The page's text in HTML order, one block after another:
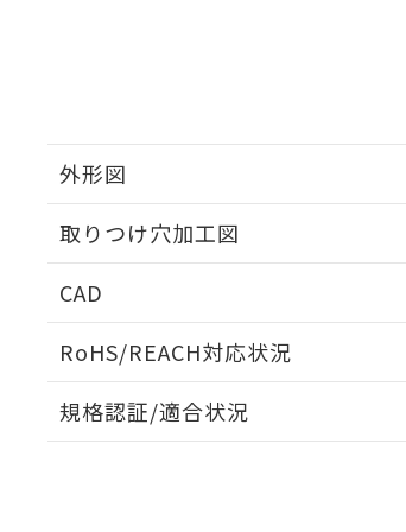
外形図
取りつけ穴加工図
CAD
RoHS/REACH対応状況
EU RoHS 注意事項・凡例
規格認証/適合状況